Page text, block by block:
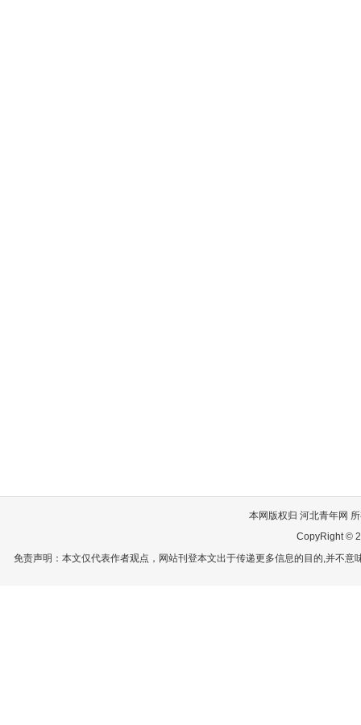
本网版权归 河北青年网
CopyRight ©
免责声明：本文仅代表作者观点，网站刊登本文出于传递更多信息的目的,并不